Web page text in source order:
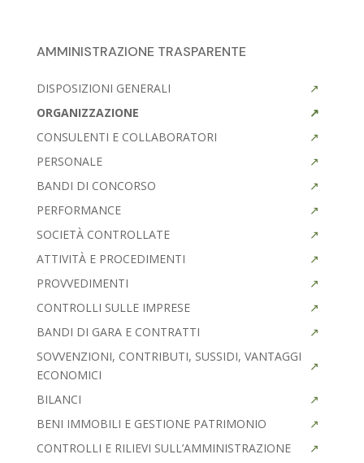
AMMINISTRAZIONE TRASPARENTE
DISPOSIZIONI GENERALI
ORGANIZZAZIONE
CONSULENTI E COLLABORATORI
PERSONALE
BANDI DI CONCORSO
PERFORMANCE
SOCIETÀ CONTROLLATE
ATTIVITÀ E PROCEDIMENTI
PROVVEDIMENTI
CONTROLLI SULLE IMPRESE
BANDI DI GARA E CONTRATTI
SOVVENZIONI, CONTRIBUTI, SUSSIDI, VANTAGGI
ECONOMICI
BILANCI
BENI IMMOBILI E GESTIONE PATRIMONIO
CONTROLLI E RILIEVI SULL’AMMINISTRAZIONE